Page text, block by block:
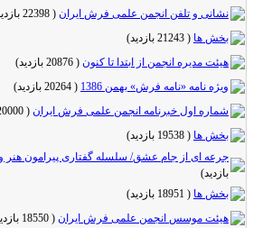
نشانی و تلفن انجمن علمی فرش ایران (22398 بازدید
)
بخش ها (21243 بازدید
)
هیئت مدیره انجمن از ابتدا تا کنون(20876 بازدید
)
ویژه نامه «نامه فرش» بهمن 1386
(20264 بازدید
)
شماره اول خبرنامه انجمن علمی فرش ایران (20000 بازدید
بخش ها (19538 بازدید
)
جرعه ای از جام عشق/ سلسله گفتاری پیرامون هنر و
بازدید)
بخش ها (18951 بازدید
)
هیئت موسس انجمن علمی فرش ایران (18550 بازدید
)